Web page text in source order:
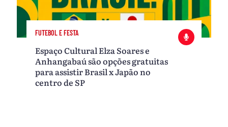
FUTEBOL E FESTA
Espaço Cultural Elza Soares e
Anhangabaú são opções gratuitas
para assistir Brasil x Japão no
centro de SP